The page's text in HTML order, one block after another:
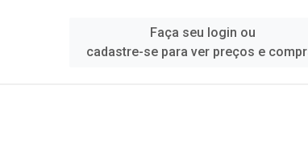
Faça seu login ou
cadastre-se para ver preços e